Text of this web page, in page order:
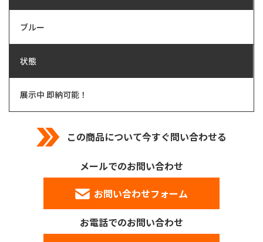
ブルー
状態
展示中 即納可能！
この商品について今すぐ問い合わせる
メールでのお問い合わせ
お問い合わせフォーム
お電話でのお問い合わせ